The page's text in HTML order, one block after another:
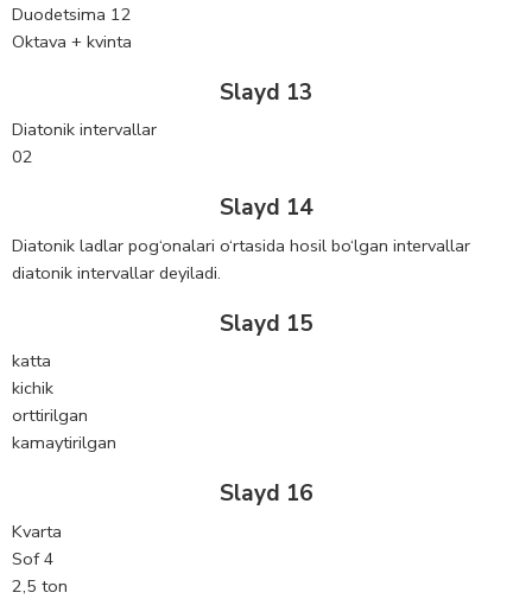
Duodetsima 12
Oktava + kvinta
Slayd 13
Diatonik intervallar
02
Slayd 14
Diatonik ladlar pog‘onalari o‘rtasida hosil bo‘lgan intеrvallar
diatonik intеrvallar dеyiladi.
Slayd 15
katta
kichik
orttirilgan
kamaytirilgan
Slayd 16
Kvarta
Sof 4
2,5 ton